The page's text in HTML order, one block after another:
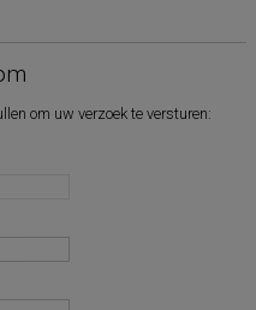
om uw verzoek te versturen: